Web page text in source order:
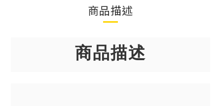
商品描述
商品描述